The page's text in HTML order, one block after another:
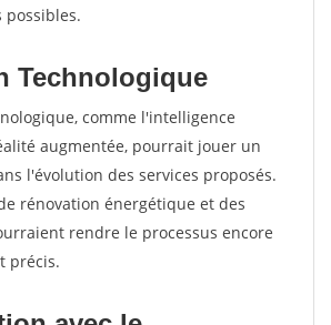
possibles.
Technologique
comme l'intelligence
augmentée, pourrait jouer un
l'évolution des services proposés.
rénovation énergétique et des
rendre le processus encore
précis.